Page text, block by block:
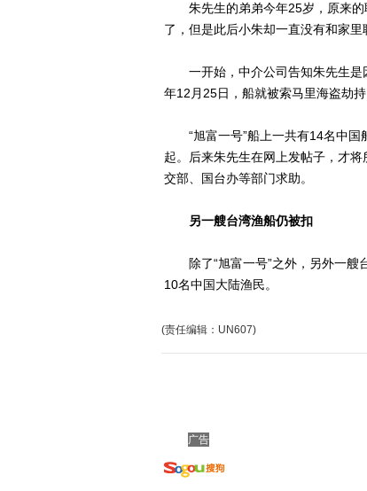
朱先生的弟弟今年25岁，原来的
了，但是此后小朱却一直没有和家里
一开始，中介公司告知朱先生是
年12月25日，船就被索马里海盗劫
“旭富一号”船上一共有14名中国
起。后来朱先生在网上发帖子，才
交部、国台办等部门求助。
另一艘台湾渔船仍被扣
除了“旭富一号”之外，另外一艘
10名中国大陆渔民。
(责任编辑：UN607)
广告